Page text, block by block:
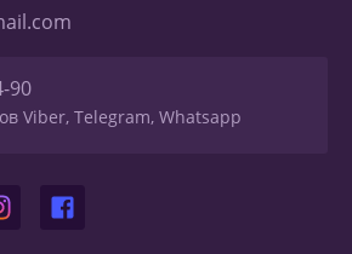
90
Viber, Telegram, Whatsapp